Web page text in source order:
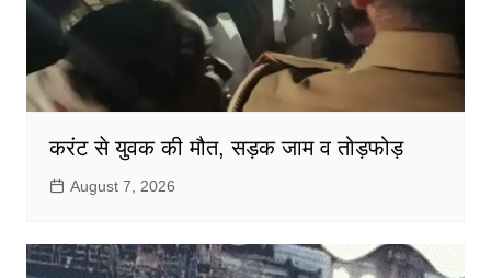
करंट से युवक की मौत, सड़क जाम व तोड़फोड़
August 7, 2026